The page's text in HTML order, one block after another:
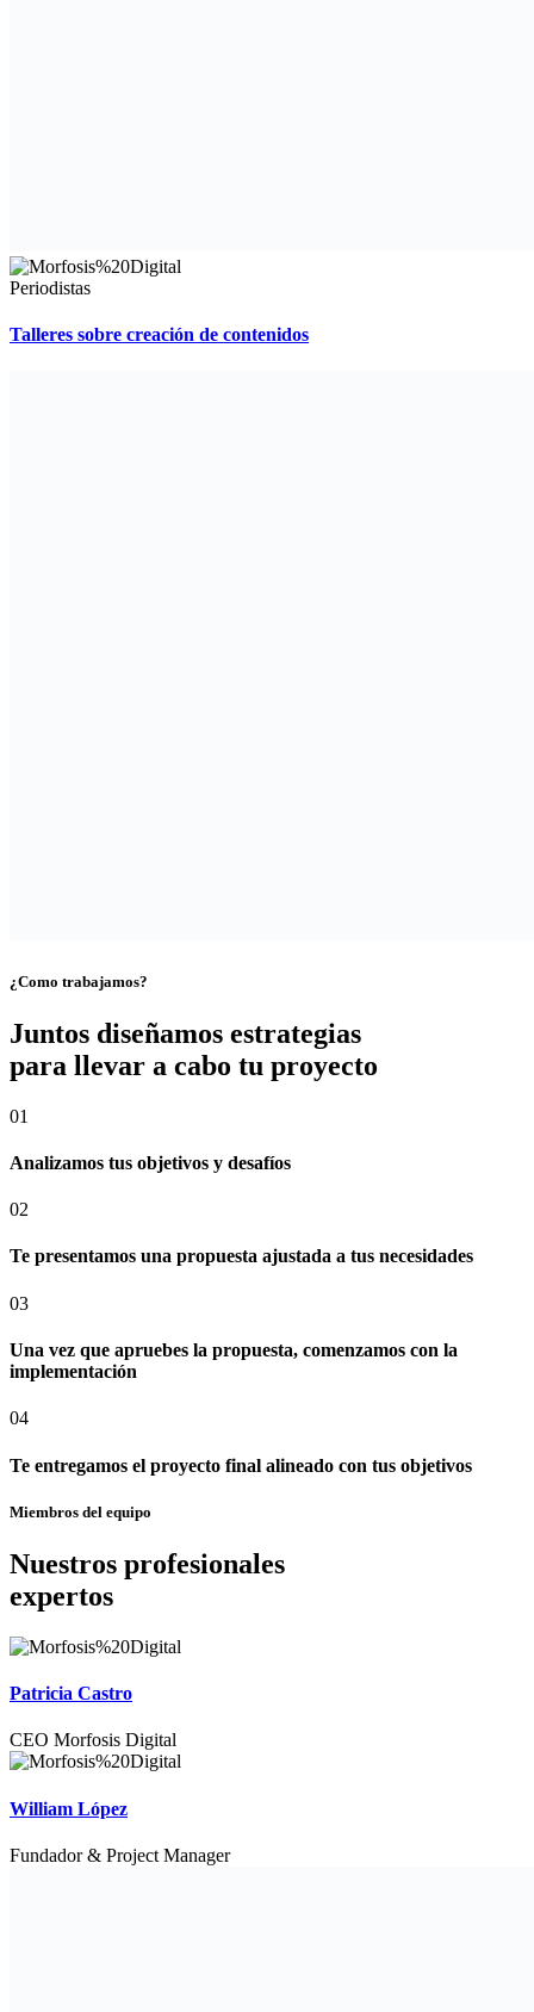
Periodistas
Talleres sobre creación de contenidos
¿Como trabajamos?
Juntos diseñamos estrategias
para llevar a cabo tu proyecto
01
Analizamos tus objetivos y desafíos
02
Te presentamos una propuesta ajustada a tus necesidades
03
Una vez que apruebes la propuesta, comenzamos con la
implementación
04
Te entregamos el proyecto final alineado con tus objetivos
Miembros del equipo
Nuestros profesionales
expertos
Patricia Castro
CEO Morfosis Digital
William López
Fundador & Project Manager